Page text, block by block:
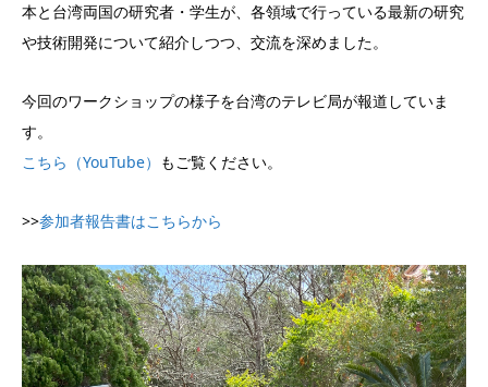
本と台湾両国の研究者・学生が、各領域で行っている最新の研究
や技術開発について紹介しつつ、交流を深めました。
今回のワークショップの様子を台湾のテレビ局が報道していま
す。
こちら（YouTube） もご覧ください。
>>参加者報告書はこちらから